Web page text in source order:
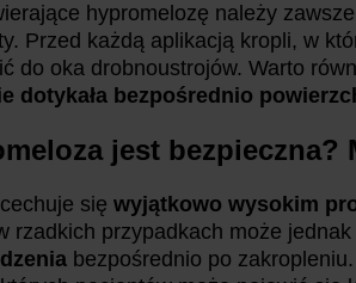
hypromelozę należy zawsze
Przed każdą aplikacją kropli, w
do oka drobnoustrojów. Warto
dotykała bezpośrednio
jest bezpieczna?
się wyjątkowo wysokim
rzadkich przypadkach może
bezpośrednio po zakropleniu.